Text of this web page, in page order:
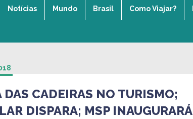
Notícias Mundo Brasil Como Viajar?
CADEIRAS NO TURISMO;
DISPARA; MSP INAUGURARÁ